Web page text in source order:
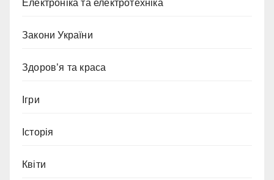
Електроніка та електротехніка
Закони України
Здоров’я та краса
Ігри
Історія
Квіти